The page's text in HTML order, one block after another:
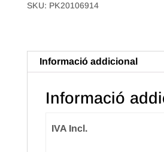
Paper
70x100m.
Color
SKU: PK20106914
Informació addicional
Informació
IVA Incl.